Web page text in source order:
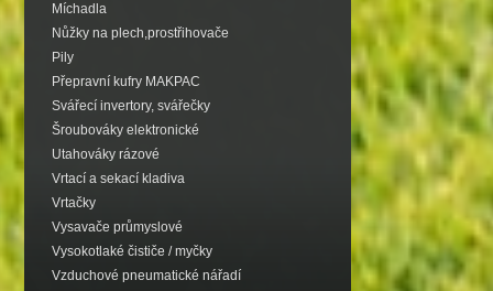
Míchadla
Nůžky na plech,prostřihovače
Pily
Přepravní kufry MAKPAC
Svářecí invertory, svářečky
Šroubováky elektronické
Utahováky rázové
Vrtací a sekací kladiva
Vrtačky
Vysavače průmyslové
Vysokotlaké čističe / myčky
Vzduchové pneumatické nářadí